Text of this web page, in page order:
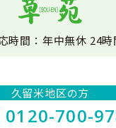
時間： 年中無休 24時
久留米地区の方
0120-700-